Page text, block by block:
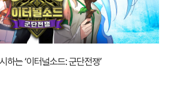
는 ‘이터널소드: 군단전쟁’